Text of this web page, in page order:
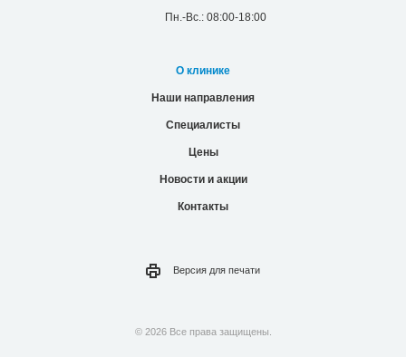
Пн.-Вс.: 08:00-18:00
О клинике
Наши направления
Специалисты
Цены
Новости и акции
Контакты
Версия для печати
© 2026 Все права защищены.